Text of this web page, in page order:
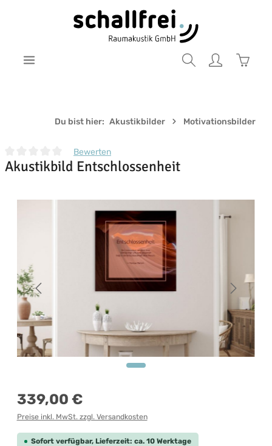
Zum Hauptinhalt springen
Du bist hier: Akustikbilder Motivationsbilder
Durchschnittliche Bewertung von 0 von 5 Sternen
Bewerten
Akustikbild Entschlossenheit
Regulärer Preis:
339,00 €
Preise inkl. MwSt. zzgl. Versandkosten
Sofort verfügbar, Lieferzeit: ca. 10 Werktage